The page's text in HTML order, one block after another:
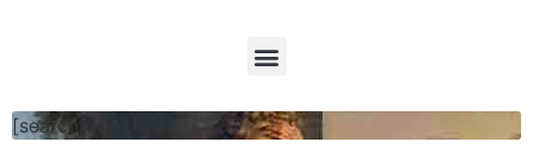
[searchform]